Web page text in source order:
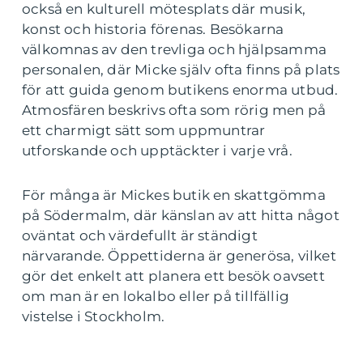
också en kulturell mötesplats där musik,
konst och historia förenas. Besökarna
välkomnas av den trevliga och hjälpsamma
personalen, där Micke själv ofta finns på plats
för att guida genom butikens enorma utbud.
Atmosfären beskrivs ofta som rörig men på
ett charmigt sätt som uppmuntrar
utforskande och upptäckter i varje vrå.
För många är Mickes butik en skattgömma
på Södermalm, där känslan av att hitta något
oväntat och värdefullt är ständigt
närvarande. Öppettiderna är generösa, vilket
gör det enkelt att planera ett besök oavsett
om man är en lokalbo eller på tillfällig
vistelse i Stockholm.